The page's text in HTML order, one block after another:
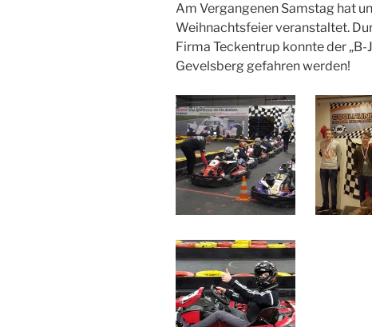
Am Vergangenen Samstag hat
Weihnachtsfeier veranstaltet.
Firma Teckentrup konnte der
Gevelsberg gefahren werden!